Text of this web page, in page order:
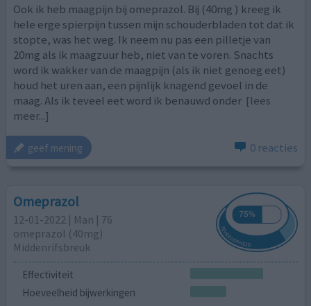
Ook ik heb maagpijn bij omeprazol. Bij (40mg ) kreeg ik
hele erge spierpijn tussen mijn schouderbladen tot dat ik
stopte, was het weg. Ik neem nu pas een pilletje van
20mg als ik maagzuur heb, niet van te voren. Snachts
word ik wakker van de maagpijn (als ik niet genoeg eet)
houd het uren aan, een pijnlijk knagend gevoel in de
maag. Als ik teveel eet word ik benauwd onder [lees
meer...]
geef mening 0 reacties
Omeprazol
12-01-2022 | Man | 76
omeprazol (40mg)
Middenrifsbreuk
Effectiviteit
Hoeveelheid bijwerkingen